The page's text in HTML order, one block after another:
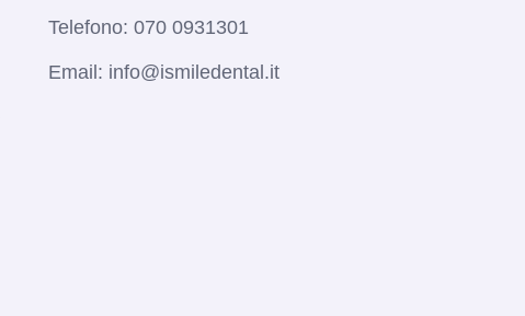
Telefono: 070 0931301
Email: info@ismiledental.it